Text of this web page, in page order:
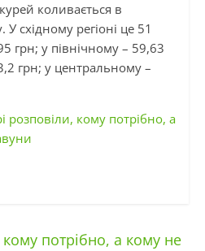
коливається в
У східному регіоні це 51
грн; у північному – 59,63
грн; у центральному –
розповіли, кому потрібно, а
кому потрібно, а кому не